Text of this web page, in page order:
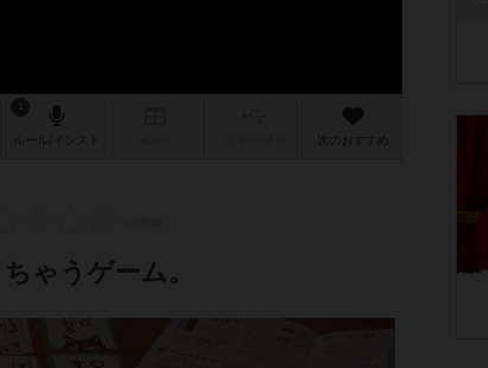
次のおすすめ
ゃうゲーム。